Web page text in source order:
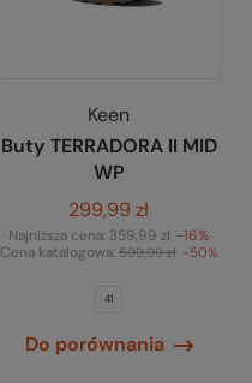
Keen
Buty TERRADORA II MID
WP
299,99 zł
Najniższa cena: 359,99 zł -16%
Cena katalogowa:599,99 zł -50%
41
Do porównania